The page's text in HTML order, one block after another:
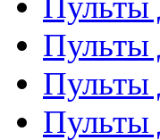
Пульты
Пульты
Пульты